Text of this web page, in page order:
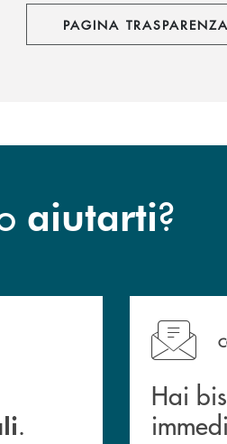
PAGINA TRASPARENZA
aiutarti?
filiali .
.
Hai
Hai